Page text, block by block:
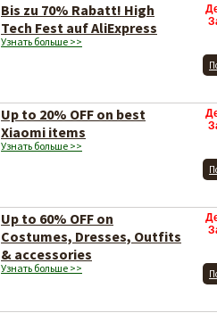
Bis zu 70% Rabatt! High
Tech Fest auf AliExpress
Узнать больше >>
Up to 20% OFF on best
Xiaomi items
Узнать больше >>
Up to 60% OFF on
Costumes, Dresses, Outfits
& accessories
Узнать больше >>